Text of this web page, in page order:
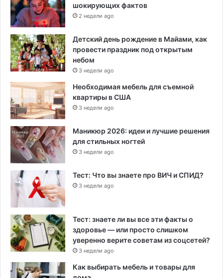
шокирующих фактов
2 недели ago
Детский день рождение в Майами, как
провести праздник под открытым
небом
3 недели ago
Необходимая мебель для съемной
квартиры в США
3 недели ago
Маникюр 2026: идеи и лучшие решения
для стильных ногтей
3 недели ago
Тест: Что вы знаете про ВИЧ и СПИД?
3 недели ago
Тест: знаете ли вы все эти факты о
здоровье — или просто слишком
уверенно верите советам из соцсетей?
3 недели ago
Как выбирать мебель и товары для